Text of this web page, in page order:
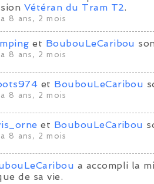
Vétéran du Tram T2.
a 8 ans, 2 mois
et BoubouLeCaribou
a 8 ans, 2 mois
et BoubouLeCaribou
a 8 ans, 2 mois
et BoubouLeCaribou
a 8 ans, 2 mois
a accompli la
de sa vie.